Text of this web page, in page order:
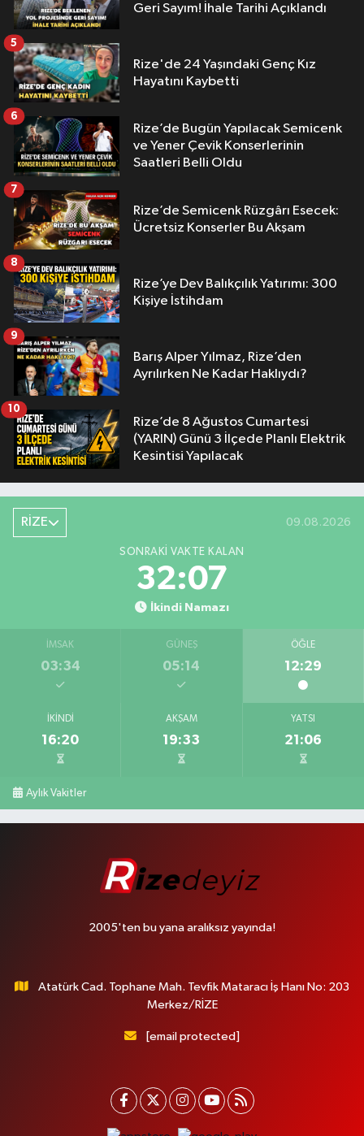
Geri Sayım! İhale Tarihi Açıklandı
Rize'de 24 Yaşındaki Genç Kız
Hayatını Kaybetti
5
Rize’de Bugün Yapılacak Semicenk
ve Yener Çevik Konserlerinin
Saatleri Belli Oldu
6
Rize’de Semicenk Rüzgârı Esecek:
Ücretsiz Konserler Bu Akşam
7
Rize’ye Dev Balıkçılık Yatırımı: 300
Kişiye İstihdam
8
Barış Alper Yılmaz, Rize’den
Ayrılırken Ne Kadar Haklıydı?
9
Rize’de 8 Ağustos Cumartesi
(YARIN) Günü 3 İlçede Planlı Elektrik
Kesintisi Yapılacak
10
RİZE 09.08.2026
SONRAKI VAKTE KALAN
32:06
İkindi Namazı
İMSAK
03:34
GÜNEŞ
05:14
ÖĞLE
12:29
İKINDI
16:20
AKŞAM
19:33
YATSI
21:06
Aylık Vakitler
2005'ten bu yana aralıksız yayında!
Atatürk Cad. Tophane Mah. Tevfik Mataracı İş Hanı No: 203
Merkez/RİZE
[email protected]